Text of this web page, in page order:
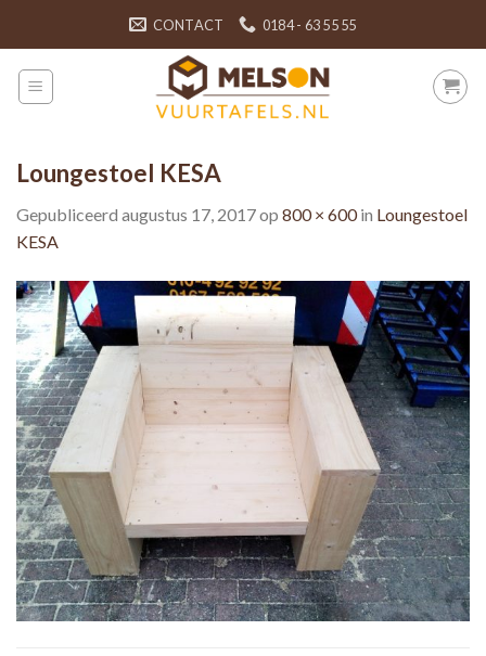
content
CONTACT 0184 - 63 55 55
Loungestoel KESA
Gepubliceerd augustus 17, 2017op 800 × 600in Loungestoel
KESA